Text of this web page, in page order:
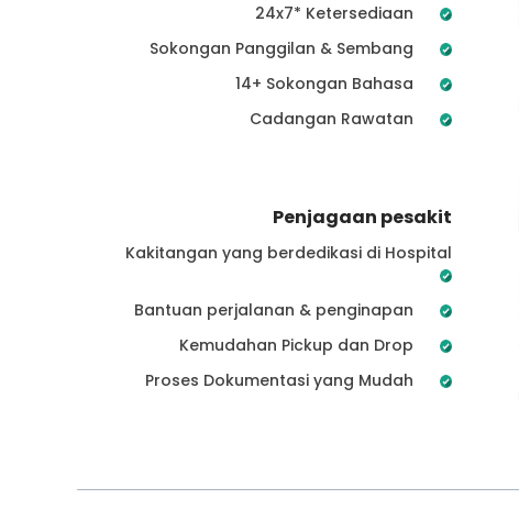
24x7* Ketersediaan
Sokongan Panggilan & Sembang
14+ Sokongan Bahasa
Cadangan Rawatan
Penjagaan pesakit
Kakitangan yang berdedikasi di Hospital
Bantuan perjalanan & penginapan
Kemudahan Pickup dan Drop
Proses Dokumentasi yang Mudah